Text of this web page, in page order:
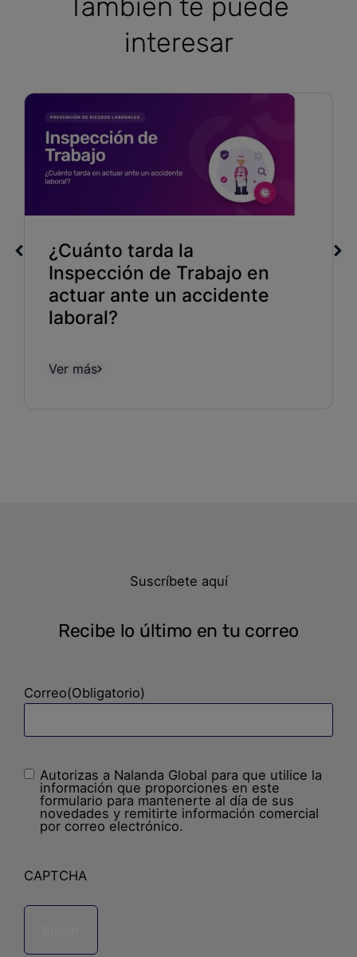
interesar
¿Cuánto tarda la
Inspección de Trabajo en
actuar ante un accidente
laboral?
Ver más
Suscríbete aquí
Recibe lo último en tu correo
Correo(Obligatorio)
Sin
nombre(Obligatorio)
Autorizas a Nalanda Global para que utilice la
información que proporciones en este
formulario para mantenerte al día de sus
novedades y remitirte información comercial
por correo electrónico.
CAPTCHA